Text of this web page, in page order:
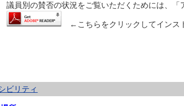
議員別の賛否の状況をご覧いただくためには、「
←こちらをクリックしてインス
ビリティ